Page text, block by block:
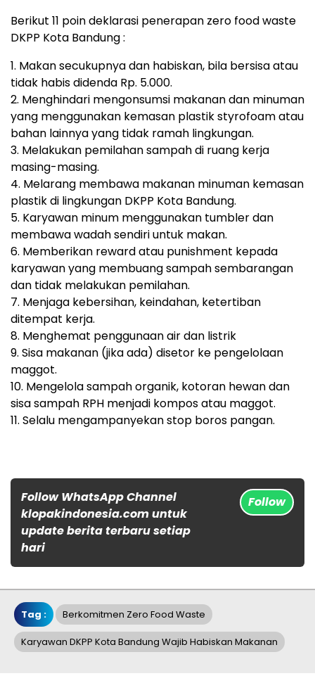
Berikut 11 poin deklarasi penerapan zero food waste
DKPP Kota Bandung :
1. Makan secukupnya dan habiskan, bila bersisa atau
tidak habis didenda Rp. 5.000.
2. Menghindari mengonsumsi makanan dan minuman
yang menggunakan kemasan plastik styrofoam atau
bahan lainnya yang tidak ramah lingkungan.
3. Melakukan pemilahan sampah di ruang kerja
masing-masing.
4. Melarang membawa makanan minuman kemasan
plastik di lingkungan DKPP Kota Bandung.
5. Karyawan minum menggunakan tumbler dan
membawa wadah sendiri untuk makan.
6. Memberikan reward atau punishment kepada
karyawan yang membuang sampah sembarangan
dan tidak melakukan pemilahan.
7. Menjaga kebersihan, keindahan, ketertiban
ditempat kerja.
8. Menghemat penggunaan air dan listrik
9. Sisa makanan (jika ada) disetor ke pengelolaan
maggot.
10. Mengelola sampah organik, kotoran hewan dan
sisa sampah RPH menjadi kompos atau maggot.
11. Selalu mengampanyekan stop boros pangan.
Follow WhatsApp Channel
klopakindonesia.com untuk
update berita terbaru setiap
hari
Follow
Tag : Berkomitmen Zero Food Waste
Karyawan DKPP Kota Bandung Wajib Habiskan Makanan